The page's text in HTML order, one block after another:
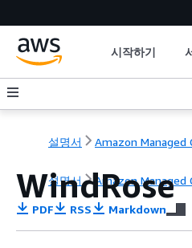
시작하기
설명서 Amazon Managed
설명서 Amazon Managed
WindRose
PDF RSS Markdown